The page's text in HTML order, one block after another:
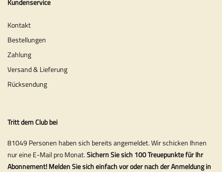
Kundenservice
Kontakt
Bestellungen
Zahlung
Versand & Lieferung
Rücksendung
Tritt dem Club bei
81049 Personen haben sich bereits angemeldet. Wir schicken Ihnen
nur eine E-Mail pro Monat.Sichern Sie sich 100 Treuepunkte für Ihr
Abonnement! Melden Sie sich einfach vor oder nach der Anmeldung in